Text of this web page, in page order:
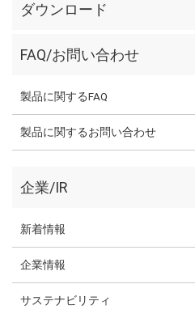
ダウンロード
FAQ/お問い合わせ
製品に関するFAQ
製品に関するお問い合わせ
企業/IR
新着情報
企業情報
サステナビリティ